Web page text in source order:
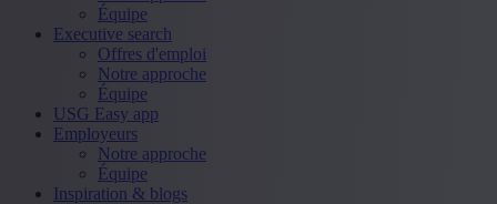
Équipe
Executive search
Offres d'emploi
Notre approche
Équipe
USG Easy app
Employeurs
Notre approche
Équipe
Inspiration & blogs